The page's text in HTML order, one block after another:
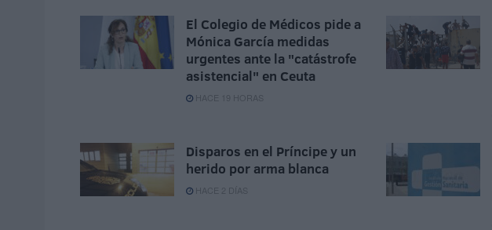
El Colegio de Médicos pide a
Mónica García medidas
urgentes ante la "catástrofe
asistencial" en Ceuta
HACE 19 HORAS
Disparos en el Príncipe y un
herido por arma blanca
HACE 2 DÍAS